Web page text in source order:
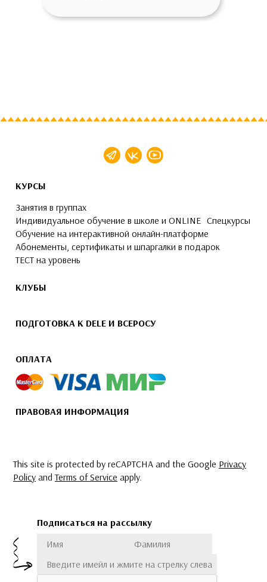
КУРСЫ
Занятия в группах
Индивидуальное обучение в школе и ONLINE Спецкурсы
Обучение на интерактивной онлайн-платформе
Абонементы, сертификаты и шпаргалки в подарок
ТЕСТ на уровень
КЛУБЫ
ПОДГОТОВКА К DELE И ВСЕРОСУ
ОПЛАТА
ПРАВОВАЯ ИНФОРМАЦИЯ
This site is protected by reCAPTCHA and the Google Privacy
Policy andTerms of Service apply.
Подписаться на рассылку
Имя
Фамилия
Подписаться